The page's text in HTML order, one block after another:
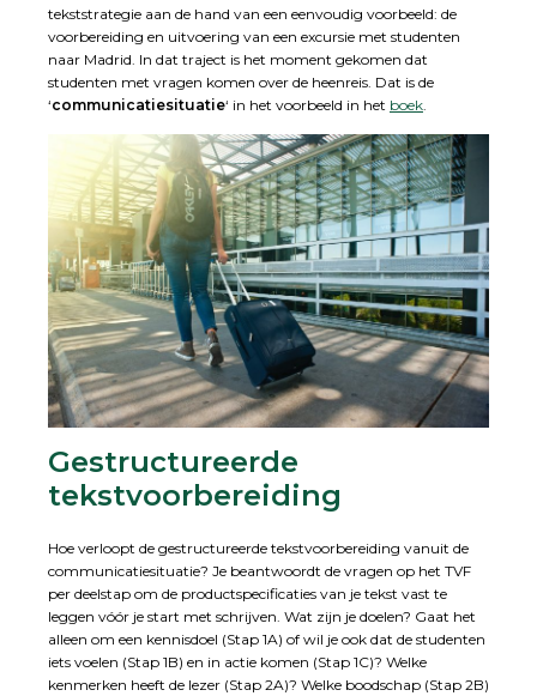
tekststrategie aan de hand van een eenvoudig voorbeeld: de
voorbereiding en uitvoering van een excursie met studenten
naar Madrid. In dat traject is het moment gekomen dat
studenten met vragen komen over de heenreis. Dat is de
‘communicatiesituatie‘ in het voorbeeld in het boek.
Gestructureerde
tekstvoorbereiding
Hoe verloopt de gestructureerde tekstvoorbereiding vanuit de
communicatiesituatie? Je beantwoordt de vragen op het TVF
per deelstap om de productspecificaties van je tekst vast te
leggen vóór je start met schrijven. Wat zijn je doelen? Gaat het
alleen om een kennisdoel (Stap 1A) of wil je ook dat de studenten
iets voelen (Stap 1B) en in actie komen (Stap 1C)? Welke
kenmerken heeft de lezer (Stap 2A)? Welke boodschap (Stap 2B)